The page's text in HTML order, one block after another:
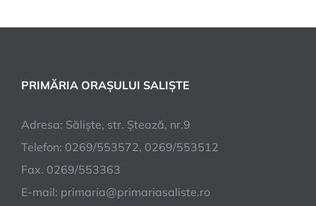
PRIMĂRIA ORAȘULUI SALIȘTE
Adresa: Săliște, str. Ștează, nr.9
Telefon: 0269/553572, 0269/553512
Fax. 0269/553363
E-mail: primaria@primariasaliste.ro